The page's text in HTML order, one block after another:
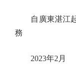
自廣東湛江起
務
2023年2月